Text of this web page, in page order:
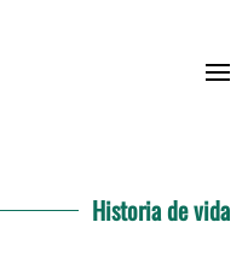
Historia de vida